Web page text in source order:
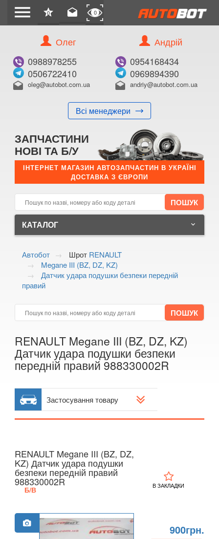
menu star
0 drafts 0
Олег
0988978255
0506722410
drafts oleg@autobot.com.ua
Всі менеджери
Андрій
0954168434
0969894390
drafts andriy@autobot.com.ua
ЗАПЧАСТИНИ
НОВІ ТА Б/У
ІНТЕРНЕТ МАГАЗИН АВТОЗАПЧАСТИН В УКРАЇНІ
ДОСТАВКА З ЄВРОПИ
КАТАЛОГ keyboard_arrow_down
AUDI
BMW
CITROEN keyboard_arrow_down
FORD
HONDA
HYUNDAI
JAGUAR
KIA
LANCIA
LAND ROVER
LEXUS
MG keyboard_arrow_down
Автобот Шрот RENAULT
Megane III (BZ, DZ, KZ)
Датчик удара подушки безпеки передній
правий
RENAULT Megane III (BZ, DZ, KZ)
Датчик удара подушки безпеки
передній правий 988330002R
Застосування товару
RENAULT Megane III (BZ, DZ,
KZ) Датчик удара подушки
безпеки передній правий
988330002R
Б/В
900грн.
В ЗАКЛАДКИ
КУПИТИ
Оригінальний номер:
Примітка:
E-mail:
Телефон:
+38 (099) 170-82-24
Волинська область, м.Ковель,
вул. Тимірязєва, 4
Показати на мапі